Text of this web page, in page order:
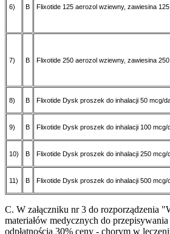
6) B Flixotide 125 aerozol wziewny, zawiesina
7) B Flixotide 250 aerozol wziewny, zawiesina
8) B Flixotide Dysk proszek do inhalacji 50 mcg/
9) B Flixotide Dysk proszek do inhalacji 100 mcg/
10) B Flixotide Dysk proszek do inhalacji 250 mcg/
11) B Flixotide Dysk proszek do inhalacji 500 mcg/
C. W załączniku nr 3 do rozporządzenia
materiałów medycznych do
odpłatnością 30% ceny - chorym w